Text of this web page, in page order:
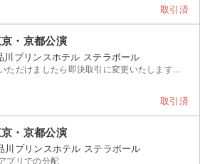
取引済
・京都公演
プリンスホテル ステラボール
[詳細] 階 列 ～ 番 コメントいただけましたら即決取引に変更いたします。ローチケ電子のアプリ...
取引済
・京都公演
プリンスホテル ステラボール
プリでの分配